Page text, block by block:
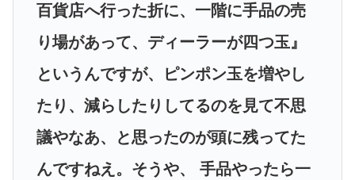
百貨店へ行った折に、一階に手品の売
り場があって、ディーラーが四つ玉』
というんですが、ピンポン玉を増やし
たり、減らしたりしてるのを見て不思
議やなあ、と思ったのが頭に残ってた
んですねえ。そうや、 手品やったら一